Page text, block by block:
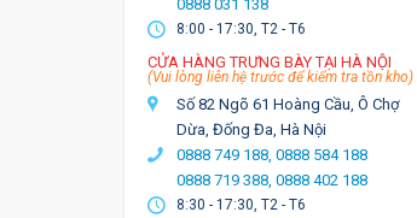
0888 031 138
8:00 - 17:30, T2 - T6
CỬA HÀNG TRƯNG BÀY TẠI HÀ NỘI
(Vui lòng liên hệ trước để kiểm tra tồn kho)
Số 82 Ngõ 61 Hoàng Cầu, Ô Chợ
Dừa, Đống Đa, Hà Nội
0888 749 188, 0888 584 188
0888 719 388, 0888 402 188
8:30 - 17:30, T2 - T6